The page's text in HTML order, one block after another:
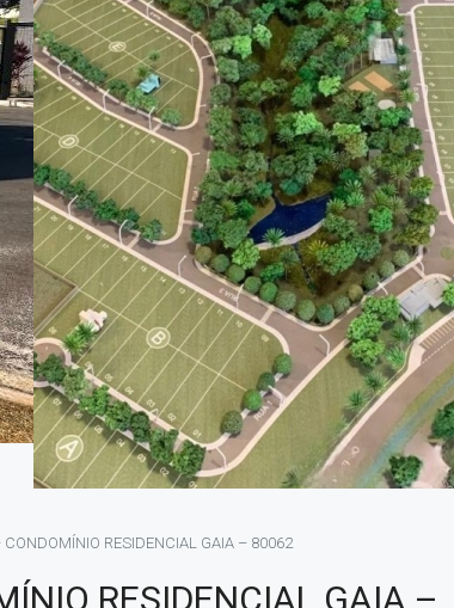
CONDOMÍNIO RESIDENCIAL GAIA – 80062
RESIDENCIAL GAIA –